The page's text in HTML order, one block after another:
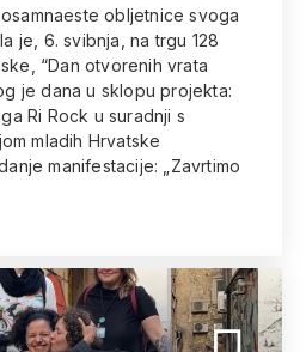
obljetnice svoga
je, 6. svibnja, na trgu 128
“Dan otvorenih vrata
je dana u sklopu projekta:
Ri Rock u suradnji s
mladih Hrvatske
manifestacije: „Zavrtimo